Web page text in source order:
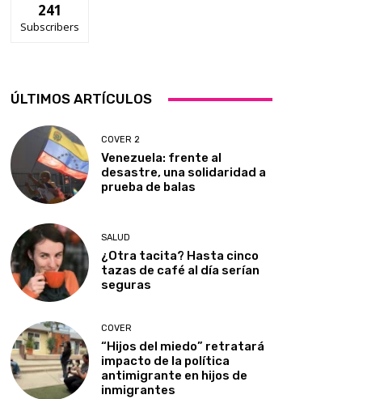
241
Subscribers
ÚLTIMOS ARTÍCULOS
COVER 2
Venezuela: frente al
desastre, una solidaridad a
prueba de balas
SALUD
¿Otra tacita? Hasta cinco
tazas de café al día serían
seguras
COVER
“Hijos del miedo” retratará
impacto de la política
antimigrante en hijos de
inmigrantes